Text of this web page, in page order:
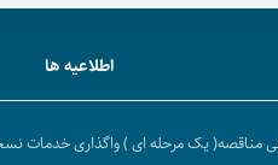
اطلاعیه ها
مناقصه( یک مرحله ای ) واگذاری خدمات